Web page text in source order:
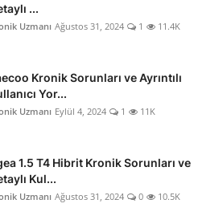
...
Uzmanı Ağustos 31, 2024 1 11.4K
Kronik Sorunları ve Ayrıntılı
Yor...
Uzmanı Eylül 4, 2024 1 11K
1.5 T4 Hibrit Kronik Sorunları ve
Kul...
Uzmanı Ağustos 31, 2024 0 10.5K